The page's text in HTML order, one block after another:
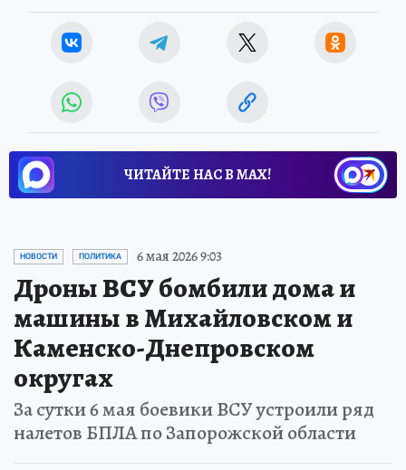
ЧИТАЙТЕ НАС В МАХ!
НОВОСТИ ПОЛИТИКА 6 мая 2026 9:03
Дроны ВСУ бомбили дома и
машины в Михайловском и
Каменско-Днепровском
округах
За сутки 6 мая боевики ВСУ устроили ряд
налетов БПЛА по Запорожской области